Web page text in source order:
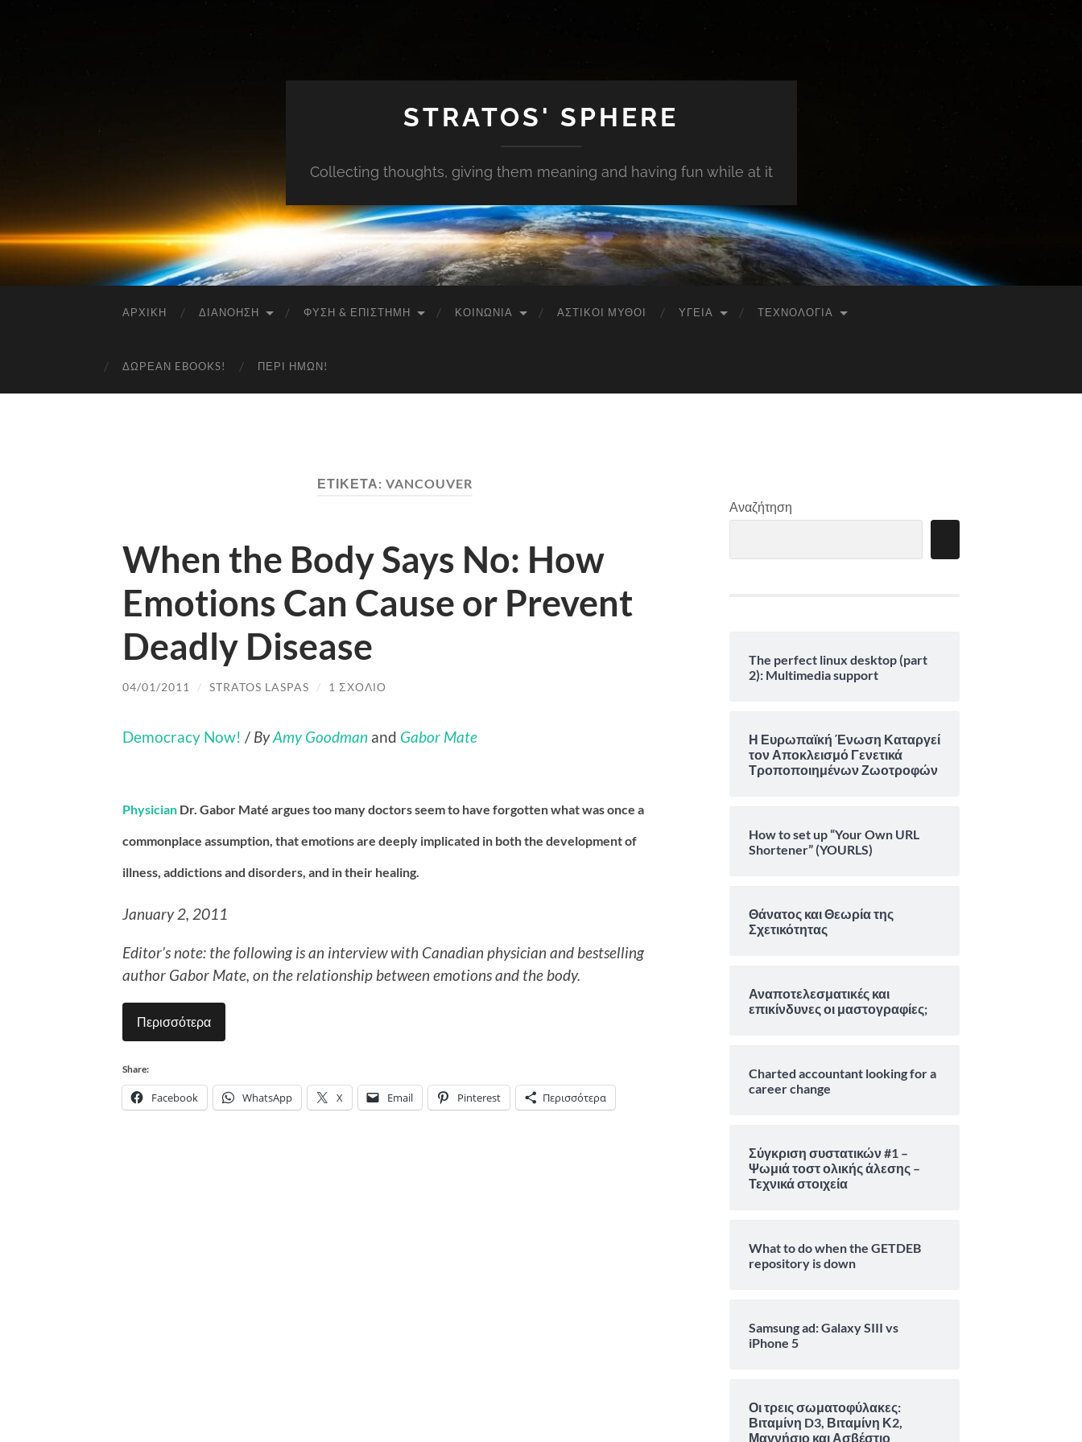
STRATOS' SPHERE
Collecting thoughts, giving them meaning and having fun while at it
ΑΡΧΙΚΉ ΔΙΑΝΌΗΣΗ ΦΎΣΗ & ΕΠΙΣΤΉΜΗ ΚΟΙΝΩΝΊΑ ΑΣΤΙΚΟΊ ΜΎΘΟΙ ΥΓΕΊΑ ΤΕΧΝΟΛΟΓΊΑ
ΔΩΡΕΆΝ EBOOKS! ΠΕΡΊ ΗΜΏΝ!
ΕΤΙΚΈΤΑ: VANCOUVER
When the Body Says No: How
Emotions Can Cause or Prevent
Deadly Disease
04/01/2011 / STRATOS LASPAS / 1 ΣΧΌΛΙΟ
Democracy Now! / ByAmy Goodman and Gabor Mate
Physician Dr. Gabor Maté argues too many doctors seem to have forgotten what was once a
commonplace assumption, that emotions are deeply implicated in both the development of
illness, addictions and disorders, and in their healing.
January 2, 2011
Editor’s note: the following is an interview with Canadian physician and bestselling
author Gabor Mate, on the relationship between emotions and the body.
Περισσότερα
Share:
Facebook WhatsApp X Email Pinterest Περισσότερα
Αναζήτηση
The perfect linux desktop (part
2): Multimedia support
Η Ευρωπαϊκή Ένωση Καταργεί
τον Αποκλεισμό Γενετικά
Τροποποιημένων Ζωοτροφών
How to set up “Your Own URL
Shortener” (YOURLS)
Θάνατος και Θεωρία της
Σχετικότητας
Αναποτελεσματικές και
επικίνδυνες οι μαστογραφίες;
Charted accountant looking for a
career change
Σύγκριση συστατικών #1 –
Ψωμιά τοστ ολικής άλεσης –
Τεχνικά στοιχεία
What to do when the GETDEB
repository is down
Samsung ad: Galaxy SIII vs
iPhone 5
Οι τρεις σωματοφύλακες:
Βιταμίνη D3, Βιταμίνη Κ2,
Μαγνήσιο και Ασβέστιο